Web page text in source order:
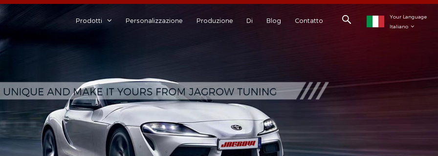
Your Language
Italiano
Prodotti Personalizzazione Produzione Di Blog Contatto